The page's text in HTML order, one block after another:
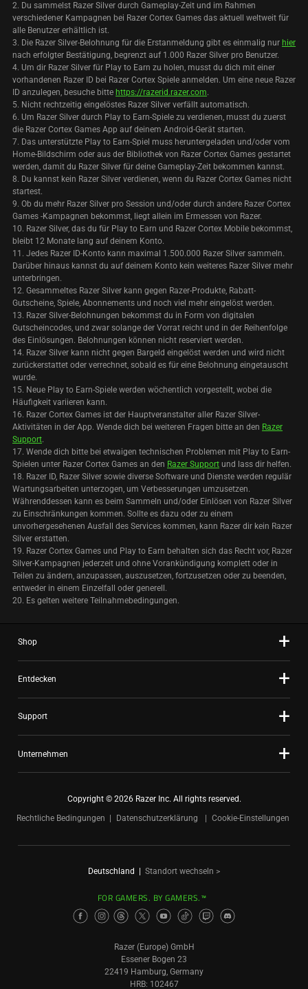
2. Du sammelst Razer Silver durch Gameplay-Zeit und im Rahmen
verschiedener Kampagnen bei Razer Cortex Games das aktuell weltweit für
alle Benutzer erhältlich ist.
3. Die Razer Silver-Belohnung für die Erstanmeldung gibt es einmalig nur hier
nach erfolgter Bestätigung, begrenzt auf 1.000 Razer Silver pro Benutzer.
4. Um dir Razer Silver für Play to Earn zu holen, musst du dich mit einer
vorhandenen Razer ID bei Razer Cortex Spiele anmelden. Um eine neue Razer
ID anzulegen, besuche bitte https://razerid.razer.com.
5. Nicht rechtzeitig eingelöstes Razer Silver verfällt automatisch.
6. Um Razer Silver durch Play to Earn-Spiele zu verdienen, musst du zuerst
die Razer Cortex Games App auf deinem Android-Gerät starten.
7. Das unterstützte Play to Earn-Spiel muss heruntergeladen und/oder vom
Home-Bildschirm oder aus der Bibliothek von Razer Cortex Games gestartet
werden, damit du Razer Silver für deine Gameplay-Zeit bekommen kannst.
8. Du kannst kein Razer Silver verdienen, wenn du Razer Cortex Games nicht
startest.
9. Ob du mehr Razer Silver pro Session und/oder durch andere Razer Cortex
Games -Kampagnen bekommst, liegt allein im Ermessen von Razer.
10. Razer Silver, das du für Play to Earn und Razer Cortex Mobile bekommst,
bleibt 12 Monate lang auf deinem Konto.
11. Jedes Razer ID-Konto kann maximal 1.500.000 Razer Silver sammeln.
Darüber hinaus kannst du auf deinem Konto kein weiteres Razer Silver mehr
unterbringen.
12. Gesammeltes Razer Silver kann gegen Razer-Produkte, Rabatt-
Gutscheine, Spiele, Abonnements und noch viel mehr eingelöst werden.
13. Razer Silver-Belohnungen bekommst du in Form von digitalen
Gutscheincodes, und zwar solange der Vorrat reicht und in der Reihenfolge
des Einlösungen. Belohnungen können nicht reserviert werden.
14. Razer Silver kann nicht gegen Bargeld eingelöst werden und wird nicht
zurückerstattet oder verrechnet, sobald es für eine Belohnung eingetauscht
wurde.
15. Neue Play to Earn-Spiele werden wöchentlich vorgestellt, wobei die
Häufigkeit variieren kann.
16. Razer Cortex Games ist der Hauptveranstalter aller Razer Silver-
Aktivitäten in der App. Wende dich bei weiteren Fragen bitte an den Razer
Support.
17. Wende dich bitte bei etwaigen technischen Problemen mit Play to Earn-
Spielen unter Razer Cortex Games an den Razer Support und lass dir helfen.
18. Razer ID, Razer Silver sowie diverse Software und Dienste werden regulär
Wartungsarbeiten unterzogen, um Verbesserungen umzusetzen.
Währenddessen kann es beim Sammeln und/oder Einlösen von Razer Silver
zu Einschränkungen kommen. Sollte es dazu oder zu einem
unvorhergesehenen Ausfall des Services kommen, kann Razer dir kein Razer
Silver erstatten.
19. Razer Cortex Games und Play to Earn behalten sich das Recht vor, Razer
Silver-Kampagnen jederzeit und ohne Vorankündigung komplett oder in
Teilen zu ändern, anzupassen, auszusetzen, fortzusetzen oder zu beenden,
entweder in einem Einzelfall oder generell.
20. Es gelten weitere Teilnahmebedingungen.
Shop
Entdecken
Support
Unternehmen
Copyright © 2026 Razer Inc. All rights reserved.
Rechtliche Bedingungen
Datenschutzerklärung Cookie-Einstellungen
Deutschland Standort wechseln >
FOR GAMERS. BY GAMERS.™
Razer (Europe) GmbH
Essener Bogen 23
22419 Hamburg, Germany
HRB: 102467